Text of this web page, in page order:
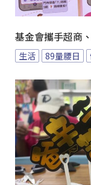
基金會攜手超商
生活 89量腰日